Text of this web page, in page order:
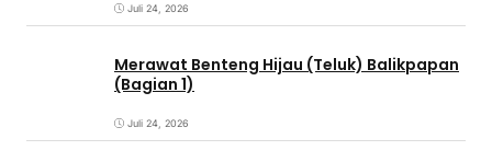
Juli 24, 2026
Merawat Benteng Hijau (Teluk) Balikpapan
(Bagian 1)
Juli 24, 2026